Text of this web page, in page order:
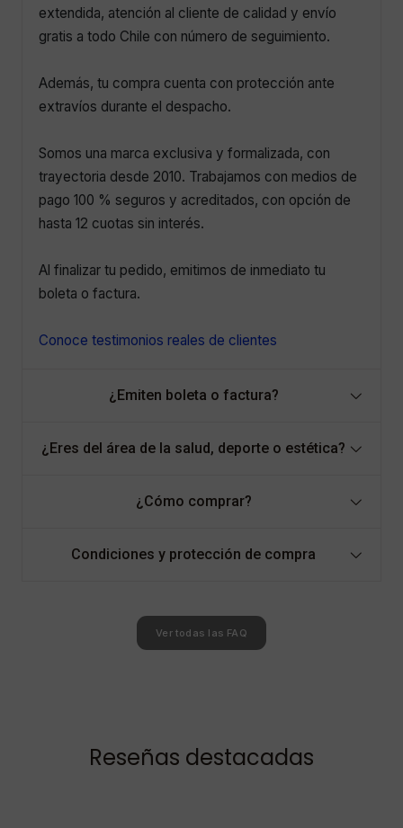
extendida, atención al cliente de calidad y envío
gratis a todo Chile con número de seguimiento.
Además, tu compra cuenta con protección ante
extravíos durante el despacho.
Somos una marca exclusiva y formalizada, con
trayectoria desde 2010. Trabajamos con medios de
pago 100 % seguros y acreditados, con opción de
hasta 12 cuotas sin interés.
Al finalizar tu pedido, emitimos de inmediato tu
boleta o factura.
Conoce testimonios reales de clientes
¿Emiten boleta o factura?
¿Eres del área de la salud, deporte o estética?
¿Cómo comprar?
Condiciones y protección de compra
Ver todas las FAQ
Reseñas destacadas